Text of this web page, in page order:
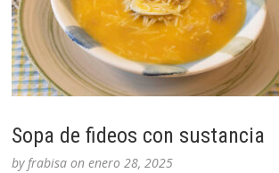
Sopa de fideos con sustancia
byfrabisa onenero 28, 2025